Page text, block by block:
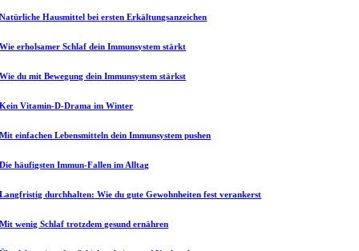
Natürliche Hausmittel bei ersten Erkältungsanzeichen
Wie erholsamer Schlaf dein Immunsystem stärkt
Wie du mit Bewegung dein Immunsystem stärkst
Kein Vitamin-D-Drama im Winter
Mit einfachen Lebensmitteln dein Immunsystem pushen
Die häufigsten Immun-Fallen im Alltag
Langfristig durchhalten: Wie du gute Gewohnheiten fest verankerst
Mit wenig Schlaf trotzdem gesund ernähren